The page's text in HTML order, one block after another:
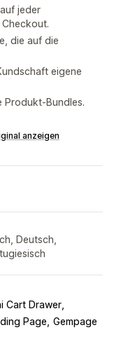
jeder
die auf die
eigene
Produkt-Bundles.
anzeigen
Deutsch,
Cart Drawer
Page Gempage